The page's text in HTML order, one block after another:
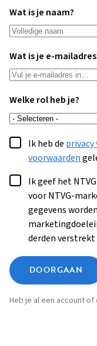
Wat is je naam?
Wat is je e-
Welke rol heb je?
Ik heb de
voorwaarden
Ik geef het
voor NTVG-
gegevens
derden verstrekt
DOORGAAN
Heb je al een account